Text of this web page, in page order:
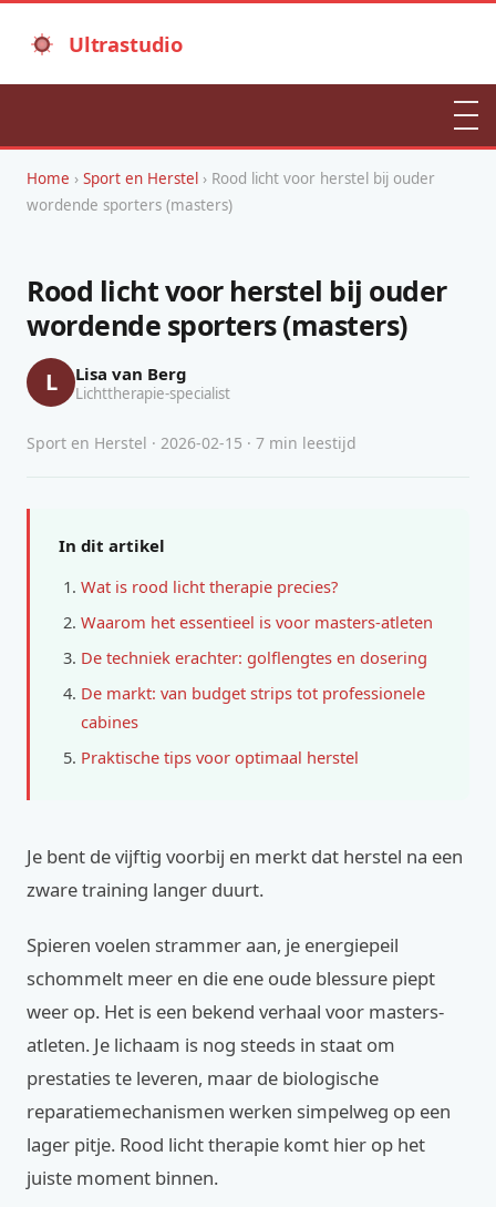
Ultrastudio
Home › Sport en Herstel › Rood licht voor herstel bij ouder
wordende sporters (masters)
Rood licht voor herstel bij ouder
wordende sporters (masters)
L Lisa van Berg
Lichttherapie-specialist
Sport en Herstel · 2026-02-15 · 7 min leestijd
In dit artikel
Wat is rood licht therapie precies?
Waarom het essentieel is voor masters-atleten
De techniek erachter: golflengtes en dosering
De markt: van budget strips tot professionele
cabines
Praktische tips voor optimaal herstel
Je bent de vijftig voorbij en merkt dat herstel na een
zware training langer duurt.
Spieren voelen strammer aan, je energiepeil
schommelt meer en die ene oude blessure piept
weer op. Het is een bekend verhaal voor masters-
atleten. Je lichaam is nog steeds in staat om
prestaties te leveren, maar de biologische
reparatiemechanismen werken simpelweg op een
lager pitje. Rood licht therapie komt hier op het
juiste moment binnen.